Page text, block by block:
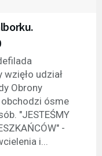
udział
Obrony
ósme
"JESTEŚMY
-
i...